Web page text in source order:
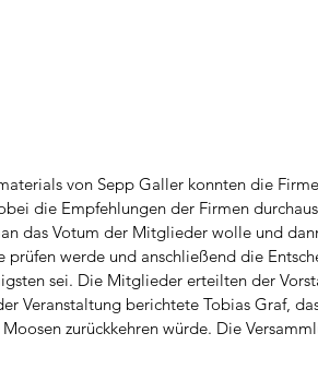
von Sepp Galler konnten die
die Empfehlungen der Firmen
das Votum der Mitglieder wolle und
werde und anschließend die
sei. Die Mitglieder erteilten der
Veranstaltung berichtete Tobias Graf,
zurückkehren würde. Die